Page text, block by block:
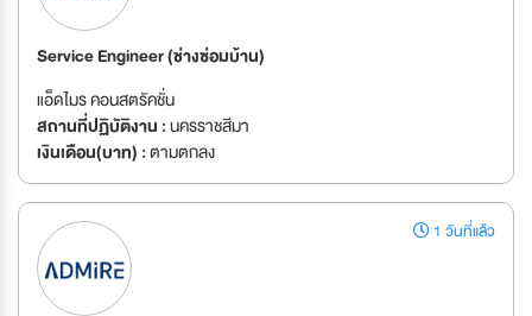
Service Engineer (ช่างซ่อมบ้าน)
แอ็ดไมร คอนสตรัคชั่น
สถานที่ปฏิบัติงาน :นครราชสีมา
เงินเดือน(บาท) :ตามตกลง
1 วันที่แล้ว